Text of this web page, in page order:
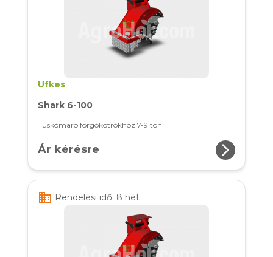
Ufkes
Shark 6-100
Tuskómaró forgókotrókhoz 7-9 ton
Ár kérésre arrow_forward_ios
business Rendelési idő: 8 hét